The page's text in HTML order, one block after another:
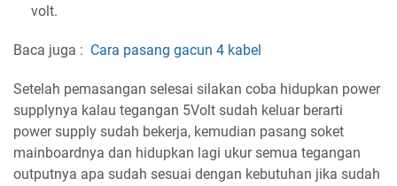
volt.
Baca juga : Cara pasang gacun 4 kabel
Setelah pemasangan selesai silakan coba hidupkan power
supplynya kalau tegangan 5Volt sudah keluar berarti
power supply sudah bekerja, kemudian pasang soket
mainboardnya dan hidupkan lagi ukur semua tegangan
outputnya apa sudah sesuai dengan kebutuhan jika sudah